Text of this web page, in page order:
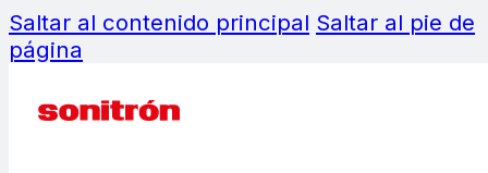
Saltar al contenido principal Saltar al pie de
página